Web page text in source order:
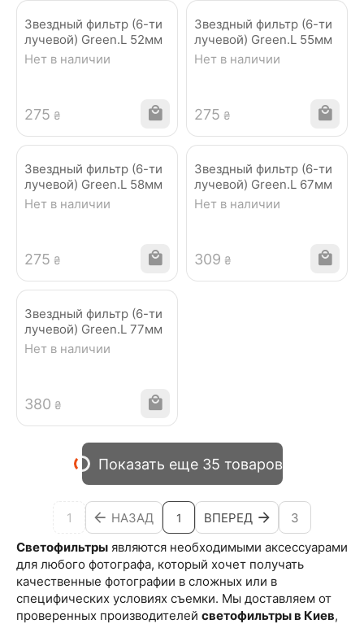
Светофильтры являются необходимыми аксессуарами
для любого фотографа, который хочет получать
качественные фотографии в сложных или в
специфических условиях съемки. Мы доставляем от
проверенных производителей светофильтры в Киев,
Звездный фильтр (6-ти
лучевой) Green.L 52мм
Нет в наличии
‍275‍ ₴
Звездный фильтр (6-ти
лучевой) Green.L 55мм
Нет в наличии
‍275‍ ₴
Звездный фильтр (6-ти
лучевой) Green.L 58мм
Нет в наличии
‍275‍ ₴
Звездный фильтр (6-ти
лучевой) Green.L 67мм
Нет в наличии
‍309‍ ₴
Звездный фильтр (6-ти
лучевой) Green.L 77мм
Нет в наличии
‍380‍ ₴
Показать еще 35 товаров
1 НАЗАД 1 ВПЕРЕД 3